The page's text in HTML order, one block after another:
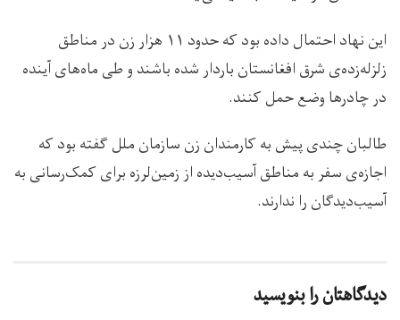
این نهاد احتمال داده بود که حدود ۱۱ هزار زن در مناطق
زلزله‌زده‌ی شرق افغانستان باردار شده باشند و طی ماه‌های آینده
در چادرها وضع حمل کنند.
طالبان چندی پیش به کارمندان زن سازمان ملل گفته بود که
اجازه‌ی سفر به مناطق آسیب‌دیده از زمین‌لرزه برای کمک‌رسانی به
آسیب‌دیدگان را ندارند.
دیدگاهتان را بنویسید